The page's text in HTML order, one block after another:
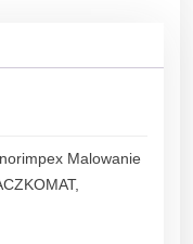
Malowanie